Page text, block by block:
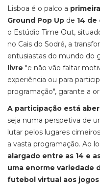
Lisboa é o palco a
Ground Pop Up de 14
o Estúdio Time Out,
no Cais do Sodré, a
entusiastas do mundo do
livre "e não vão faltar
experiência ou para
programação", garante a
A participação está
seja numa perspetiva de
lutar pelos lugares
a vasta programação. Ao
alargado entre as 14 e
uma enorme variedade
futebol virtual aos